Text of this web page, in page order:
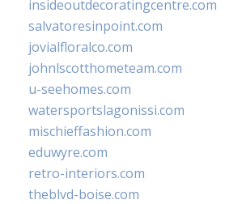
insideoutdecoratingcentre.com
salvatoresinpoint.com
jovialfloralco.com
johnlscotthometeam.com
u-seehomes.com
watersportslagonissi.com
mischieffashion.com
eduwyre.com
retro-interiors.com
theblvd-boise.com